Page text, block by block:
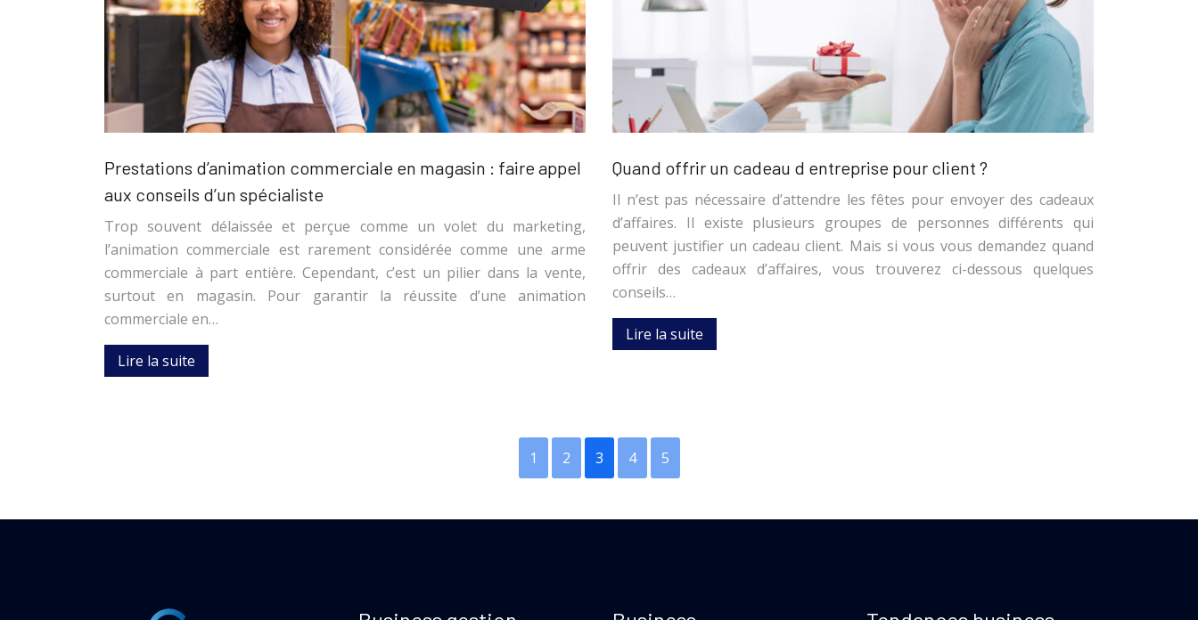
Prestations d’animation commerciale en magasin : faire appel
aux conseils d’un spécialiste
Trop souvent délaissée et perçue comme un volet du marketing,
l’animation commerciale est rarement considérée comme une arme
commerciale à part entière. Cependant, c’est un pilier dans la vente,
surtout en magasin. Pour garantir la réussite d’une animation
commerciale en…
Lire la suite
Quand offrir un cadeau d entreprise pour client ?
Il n’est pas nécessaire d’attendre les fêtes pour envoyer des cadeaux
d’affaires. Il existe plusieurs groupes de personnes différents qui
peuvent justifier un cadeau client. Mais si vous vous demandez quand
offrir des cadeaux d’affaires, vous trouverez ci-dessous quelques
conseils…
Lire la suite
1 2 3 4 5